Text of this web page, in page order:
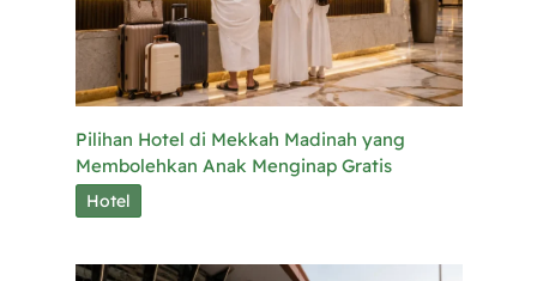
Pilihan Hotel di Mekkah Madinah yang
Membolehkan Anak Menginap Gratis
Hotel